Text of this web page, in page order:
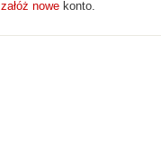
załóż nowe konto.